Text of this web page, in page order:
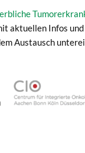
aktuellen Infos
Austausch